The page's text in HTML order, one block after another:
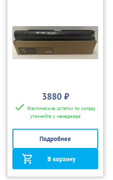
3880 ₽
Фактические остатки по складу
уточняйте у менеджера
Подробнее
В корзину